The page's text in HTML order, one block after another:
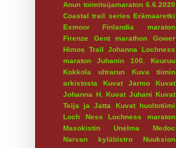
Anun toimitsijamaraton 6.6.2020
Coastal trail series Erämaaretki
Exmoor
Finlandia maraton
Firenze
Gent marathon
Gower
Himos Trail
Johanna Lochness
maraton
Juhanin 100.
Keuruu
Kokkola ultrarun
Kuva tiimin
arkistosta
Kuvat Jarmo
Kuvat
Johanna H.
Kuvat Juhani Kuvat
Teija ja Jatta
Kuvat huoltotiimi
Loch Ness
Lochness maraton
Masokistin Unelma
Medoc
Narvan kyläbistro
Nuuksion